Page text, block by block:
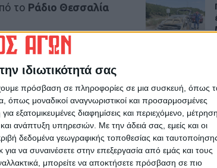
ιδιωτικότητά σας
πρόσβαση σε πληροφορίες σε μια συσκευή, όπως
μοναδικοί αναγνωριστικοί και προσαρμοσμένες
εξατομικευμένες διαφημίσεις και περιεχόμενο, μέτρηση
ανάπτυξη υπηρεσιών. Με την άδειά σας, εμείς και οι
δεδομένα γεωγραφικής τοποθεσίας και
να συναινέσετε στην επεξεργασία από εμάς και τους
μπορείτε να αποκτήσετε πρόσβαση σε πιο
το Ράδιο Θεσσαλία
News!
της Θεσσαλίας
ΕΠΟΜΕΝΟ ΑΡΘΡΟ